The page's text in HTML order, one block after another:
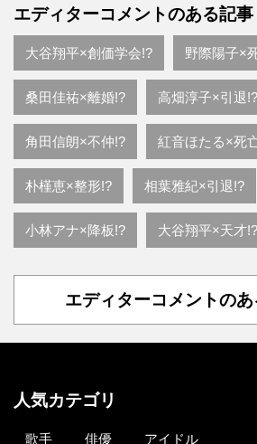
エディターコメントのある記事
大谷翔平×創価学会!? 野際陽子×
桑田佳祐×離婚!? 高畑淳子×引退!?
角田信朗×不仲!? 紅音ほたる×死
朴槿恵×整形!? 相葉雅紀×引退!?
小林アナ×降板!? 大谷翔平×天才!?
エディターコメントのあ
人気カテゴリ
歌手 俳優 アイドル